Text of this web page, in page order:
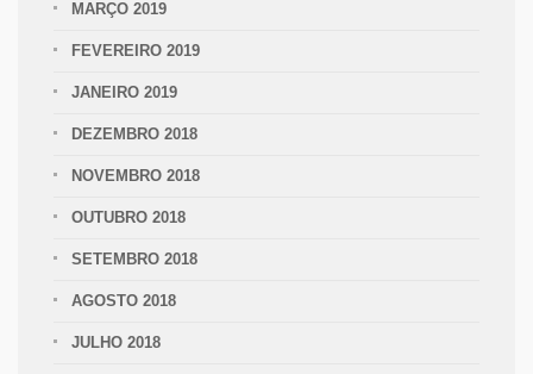
MARÇO 2019
FEVEREIRO 2019
JANEIRO 2019
DEZEMBRO 2018
NOVEMBRO 2018
OUTUBRO 2018
SETEMBRO 2018
AGOSTO 2018
JULHO 2018